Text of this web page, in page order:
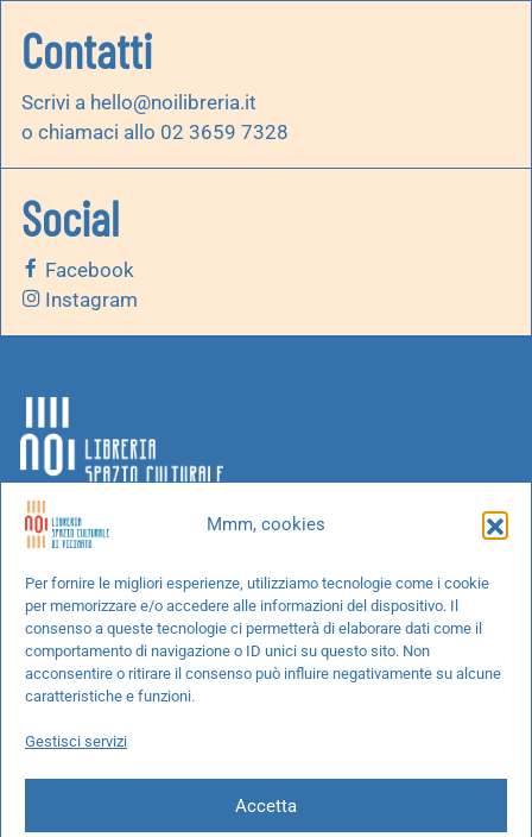
Mmm, cookies
Per fornire le migliori esperienze, utilizziamo tecnologie come i cookie
per memorizzare e/o accedere alle informazioni del dispositivo. Il
consenso a queste tecnologie ci permetterà di elaborare dati come il
comportamento di navigazione o ID unici su questo sito. Non
acconsentire o ritirare il consenso può influire negativamente su alcune
caratteristiche e funzioni.
Gestisci servizi
Accetta
Contatti
Scrivi a hello@noilibreria.it
o chiamaci allo 02 3659 7328
Social
Facebook
Instagram
Chi siamo
Progetti speciali
Richiedi un libro
Spedizioni
Cookie Policy